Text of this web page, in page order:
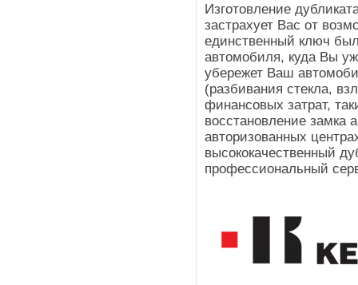
Изготовление
застрахует Вас от
единственный ключ
автомобиля, куда Вы
убережет Ваш
(разбивания стекла,
финансовых затрат,
восстановление
авторизованных
высококачественный
профессиональный